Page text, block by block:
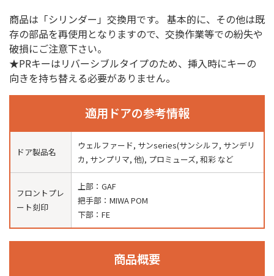
商品は「シリンダー」交換用です。 基本的に、その他は既
存の部品を再使用となりますので、交換作業等での紛失や
破損にご注意下さい。
★PRキーはリバーシブルタイプのため、挿入時にキーの
向きを持ち替える必要がありません。
適用ドアの参考情報
ドア製品名
ウェルファード, サンseries(サンシルフ, サンデリ
カ, サンプリマ, 他), プロミューズ, 和彩 など
フロントプレ
ート刻印
上部：GAF
把手部：MIWA POM
下部：FE
商品概要